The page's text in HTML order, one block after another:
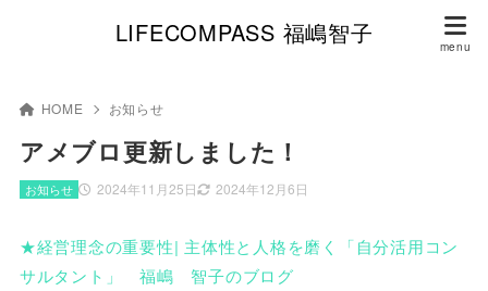
LIFECOMPASS 福嶋智子
HOME お知らせ
アメブロ更新しました！
2024年11月25日 2024年12月6日
お知らせ
★経営理念の重要性| 主体性と人格を磨く「自分活用コン
サルタント」 福嶋 智子のブログ